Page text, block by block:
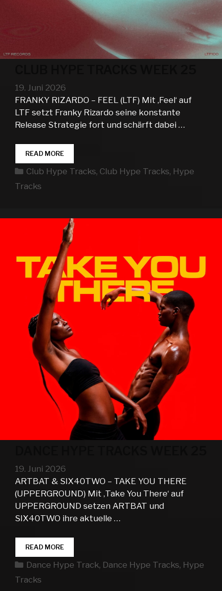
19. Juni 2026
FRANKY RIZARDO – FEEL (LTF) Mit ‚Feel‘ auf
LTF setzt Franky Rizardo seine konstante
Release Strategie fort und schärft dabei …
READ MORECLUB
HYPE
TRACKS
Kategorien
Club Hype Tracks, Club Hype Tracks, Hype
Tracks
19. Juni 2026
ARTBAT & SIX40TWO – TAKE YOU THERE
(UPPERGROUND) Mit ‚Take You There‘ auf
UPPERGROUND setzen ARTBAT und
SIX40TWO ihre aktuelle …
READ MOREDANCE
HYPE
TRACKS
Kategorien
Dance Hype Track, Dance Hype Tracks, Hype
Tracks